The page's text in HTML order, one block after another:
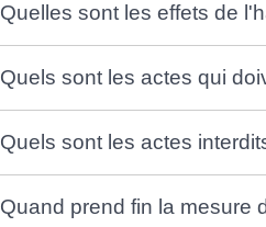
Quelles sont les effets de
Quels sont les actes qui
Quels sont les actes
Quand prend fin la mesure